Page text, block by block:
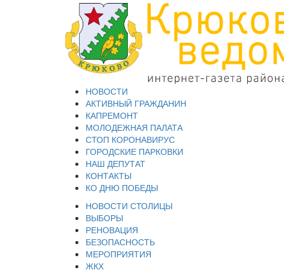
НОВОСТИ
АКТИВНЫЙ ГРАЖДАНИН
КАПРЕМОНТ
МОЛОДЕЖНАЯ ПАЛАТА
СТОП КОРОНАВИРУС
ГОРОДСКИЕ ПАРКОВКИ
НАШ ДЕПУТАТ
КОНТАКТЫ
КО ДНЮ ПОБЕДЫ
НОВОСТИ СТОЛИЦЫ
ВЫБОРЫ
РЕНОВАЦИЯ
БЕЗОПАСНОСТЬ
МЕРОПРИЯТИЯ
ЖКХ